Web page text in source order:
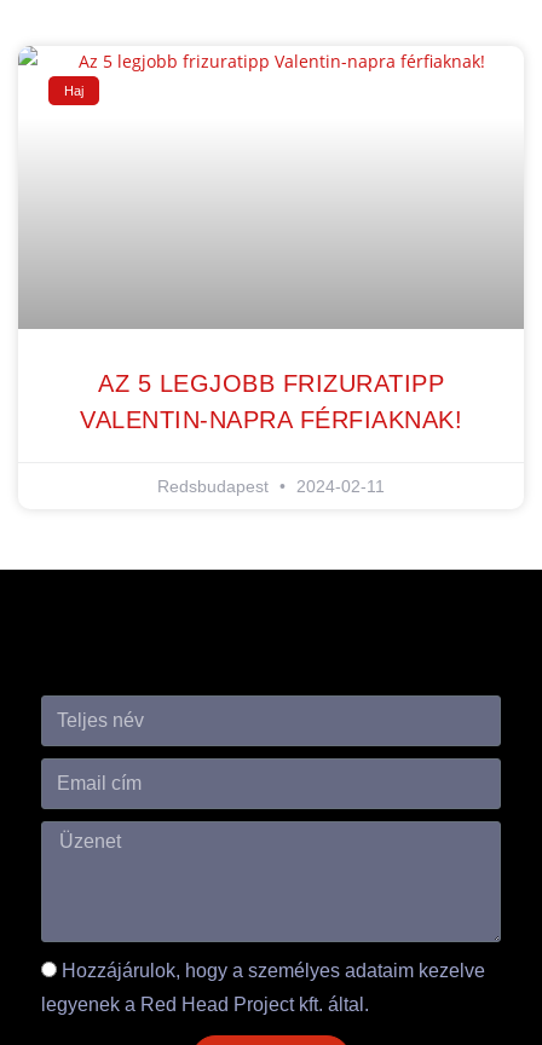
Haj
AZ 5 LEGJOBB FRIZURATIPP
VALENTIN-NAPRA FÉRFIAKNAK!
Redsbudapest 2024-02-11
Hozzájárulok, hogy a személyes adataim kezelve
legyenek a Red Head Project kft. által.